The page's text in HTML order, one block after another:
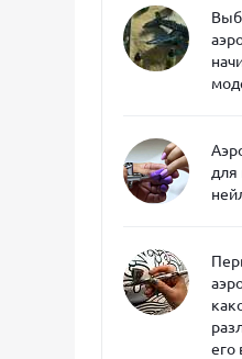
для
его